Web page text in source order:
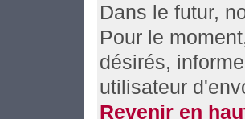
Dans le futur,
Pour le
désirés,
utilisateur
Revenir en